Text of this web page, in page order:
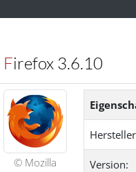
Firefox 3.6.10
© Mozilla Version: